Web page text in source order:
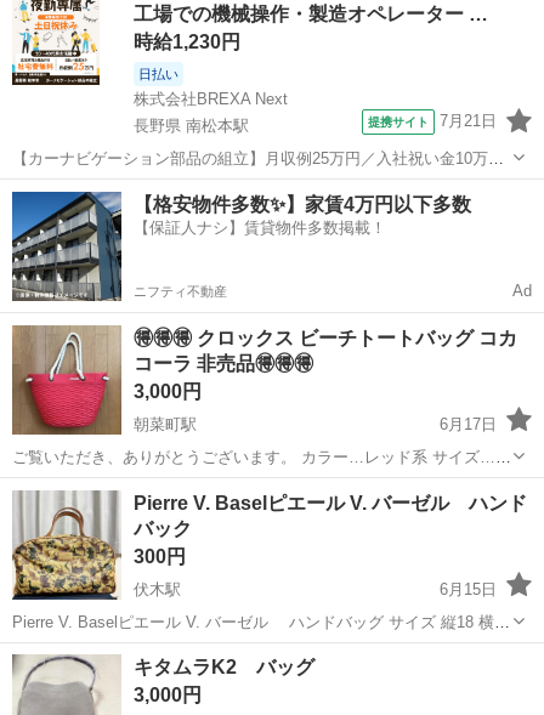
工場での機械操作・製造オペレーター …
時給1,230円
日払い
株式会社BREXA Next
長野県 南松本駅
提携サイト 7月21日
【カーナビゲーション部品の組立】月収例25万円／入社祝い金10万
円！／うれしい土日祝休み★年間休日125日／稼げる夜勤専属！日払い
内容 車載用カーナビゲ...
長野 松本市 南松本駅 その他
【格安物件多数✨】家賃4万円以下多数
【保証人ナシ】賃貸物件多数掲載！
ニフティ不動産 Ad
🉐🉐🉐 クロックス ビーチトートバッグ コカ
コーラ 非売品🉐🉐🉐
3,000円
朝菜町駅
6月17日
ご覧いただき、ありがとうございます。 カラー…レッド系 サイズ…高
約28cm‪×横上約44cm×横下約27cm×マチ約10cm 素人採寸に付き若干
の誤差あります。 2013年コカ・コーラ懸賞品。非売品になります。
富山 富山市 バッグ
Pierre V. Baselピエール V. バーゼル ハンド
バック
300円
伏木駅
6月15日
Pierre V. Baselピエール V. バーゼル ハンドバッグ サイズ 縦18 横32
マチ11 持ち手込みの縦30cm オーストラリアの動物柄です。 使う機会
が無くしまっていたので出品しました...
富山 高岡市 伏木駅 バッグ オーストラリア
キタムラK2 バッグ
3,000円